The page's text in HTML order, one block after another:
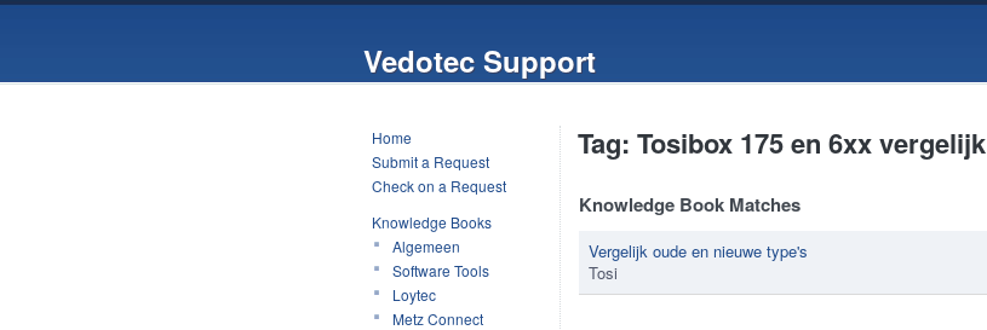
Vedotec Support
Home
Submit a Request
Check on a Request
Knowledge Books
Algemeen
Software Tools
Loytec
Metz Connect
Tag: Tosibox 175 en 6xx vergelijk
Knowledge Book Matches
Vergelijk oude en nieuwe type's
Tosi